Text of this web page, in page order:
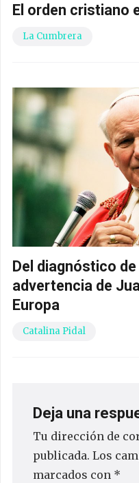
El orden cristiano
La Cumbrera
Del diagnóstico
advertencia de
Europa
Catalina Pidal
Deja una
Tu dirección de
publicada. Los
marcados con *